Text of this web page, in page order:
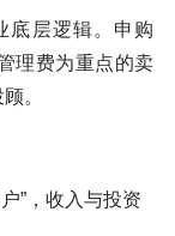
底层逻辑。申购
理费为重点的卖
。
户”，收入与投资